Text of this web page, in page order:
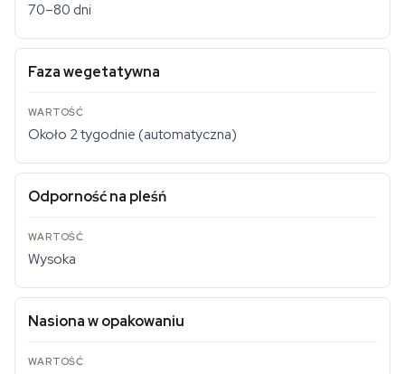
70–80 dni
Faza wegetatywna
Około 2 tygodnie (automatyczna)
Odporność na pleśń
Wysoka
Nasiona w opakowaniu